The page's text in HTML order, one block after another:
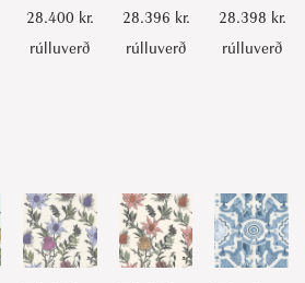
28.400 kr.
rúlluverð
28.396 kr.
rúlluverð
28.398 kr.
rúlluverð